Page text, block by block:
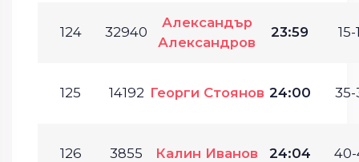
124 32940
Александър
Александров
23:59 15-
125 14192 Георги Стоянов 24:00 35-
126 3855 Калин Иванов 24:04 40-